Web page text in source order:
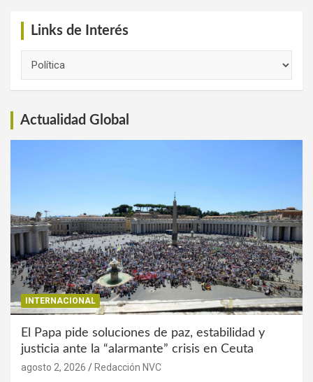
Links de Interés
Actualidad Global
INTERNACIONAL
El Papa pide soluciones de paz, estabilidad y
justicia ante la “alarmante” crisis en Ceuta
agosto 2, 2026 Redacción NVC